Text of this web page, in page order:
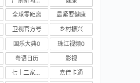
全球零距离
最紧要健康
卫视官方号
乡村振兴
国乐大典0
珠江视频0
粤语日历
影视
七十二家房客
嘉佳卡通